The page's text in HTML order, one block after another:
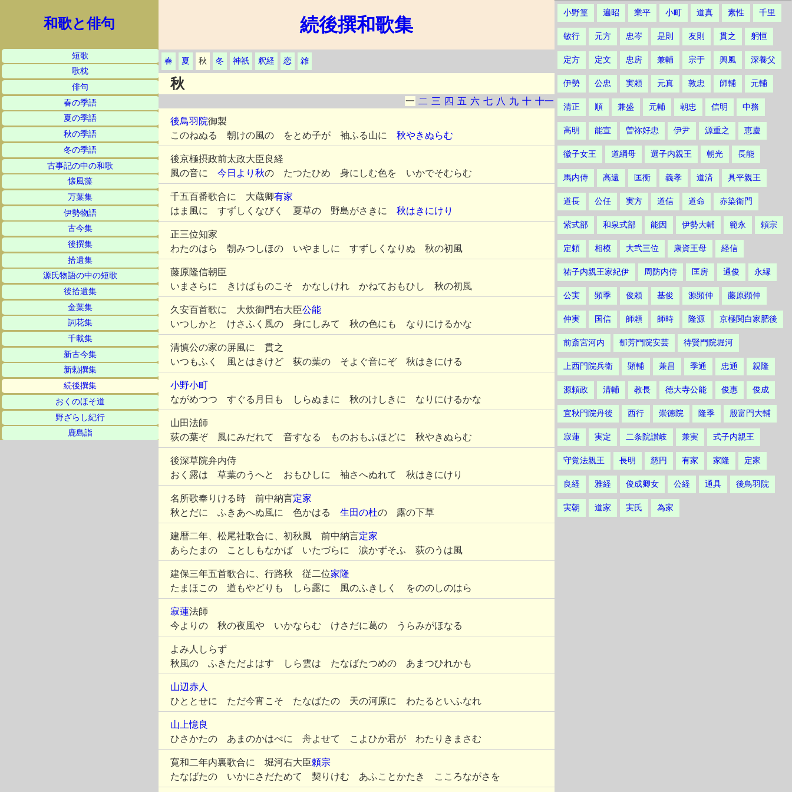
和歌と俳句
短歌
歌枕
俳句
春の季語
夏の季語
秋の季語
冬の季語
古事記の中の和歌
懐風藻
万葉集
伊勢物語
古今集
後撰集
拾遺集
源氏物語の中の短歌
後拾遺集
金葉集
詞花集
千載集
新古今集
新勅撰集
続後撰集
おくのほそ道
野ざらし紀行
鹿島詣
続後撰和歌集
春 夏 秋 冬 神祇 釈経 恋 雑
秋
一 二 三 四 五 六 七 八 九 十 十一
後鳥羽院御製
このねぬる 朝けの風の をとめ子が 袖ふる山に 秋やきぬらむ
後京極摂政前太政大臣良経
風の音に 今日より秋の たつたひめ 身にしむ色を いかでそむらむ
千五百番歌合に 大蔵卿有家
はま風に すずしくなびく 夏草の 野島がさきに 秋はきにけり
正三位知家
わたのはら 朝みつしほの いやましに すずしくなりぬ 秋の初風
藤原隆信朝臣
いまさらに きけばものこそ かなしけれ かねておもひし 秋の初風
久安百首歌に 大炊御門右大臣公能
いつしかと けさふく風の 身にしみて 秋の色にも なりにけるかな
清慎公の家の屏風に 貫之
いつもふく 風とはきけど 荻の葉の そよぐ音にぞ 秋はきにける
小野小町
ながめつつ すぐる月日も しらぬまに 秋のけしきに なりにけるかな
山田法師
荻の葉ぞ 風にみだれて 音すなる ものおもふほどに 秋やきぬらむ
後深草院弁内侍
おく露は 草葉のうへと おもひしに 袖さへぬれて 秋はきにけり
名所歌奉りける時 前中納言定家
秋とだに ふきあへぬ風に 色かはる 生田の杜の 露の下草
建暦二年、松尾社歌合に、初秋風 前中納言定家
あらたまの ことしもなかば いたづらに 涙かずそふ 荻のうは風
建保三年五首歌合に、行路秋 従二位家隆
たまほこの 道もやどりも しら露に 風のふきしく をののしのはら
寂蓮法師
今よりの 秋の夜風や いかならむ けさだに葛の うらみがほなる
よみ人しらず
秋風の ふきただよはす しら雲は たなばたつめの あまつひれかも
山辺赤人
ひととせに ただ今宵こそ たなばたの 天の河原に わたるといふなれ
山上憶良
ひさかたの あまのかはべに 舟よせて こよひか君が わたりきまさむ
寛和二年内裏歌合に 堀河右大臣頼宗
たなばたの いかにさだためて 契りけむ あふことかたき こころながさを
小野篁 遍昭 業平 小町 道真 素性 千里
敏行 元方 忠岑 是則 友則 貫之 躬恒
定方 定文 忠房 兼輔 宗于 興風 深養父
伊勢 公忠 実頼 元真 敦忠 師輔 元輔
清正 順 兼盛 元輔 朝忠 信明 中務
高明 能宣 曽祢好忠 伊尹 源重之 恵慶
徽子女王 道綱母 選子内親王 朝光 長能
馬内侍 高遠 匡衡 義孝 道済 具平親王
道長 公任 実方 道信 道命 赤染衛門
紫式部 和泉式部 能因 伊勢大輔 範永 頼宗
定頼 相模 大弐三位 康資王母 経信
祐子内親王家紀伊 周防内侍 匡房 通俊 永縁
公実 顕季 俊頼 基俊 源顕仲 藤原顕仲
仲実 国信 師頼 師時 隆源 京極関白家肥後
前斎宮河内 郁芳門院安芸 待賢門院堀河
上西門院兵衛 顕輔 兼昌 季通 忠通 親隆
源頼政 清輔 教長 徳大寺公能 俊惠 俊成
宜秋門院丹後 西行 崇徳院 隆季 殷富門大輔
寂蓮 実定 二条院讃岐 兼実 式子内親王
守覚法親王 長明 慈円 有家 家隆 定家
良経 雅経 俊成卿女 公経 通具 後鳥羽院
実朝 道家 実氏 為家